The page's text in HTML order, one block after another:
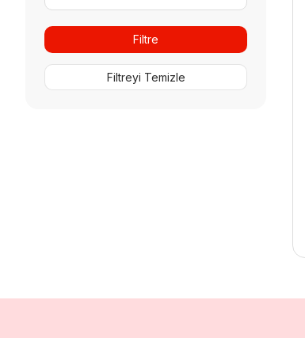
Filtre
Filtreyi Temizle